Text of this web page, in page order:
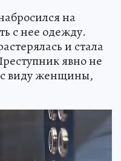
на
с нее одежду.
и стала
явно не
с виду женщины,